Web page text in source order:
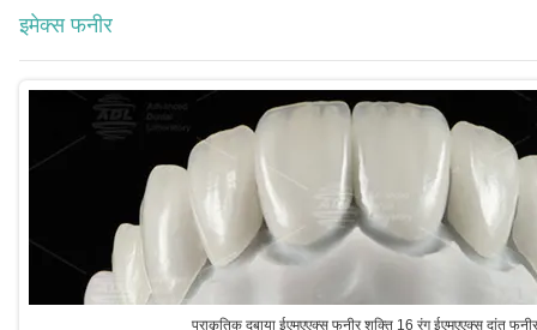
इमेक्स फनीर
प्राकृतिक दबाया ईएमएएक्स फनीर शक्ति 16 रंग ईएमएएक्स दांत फनीर